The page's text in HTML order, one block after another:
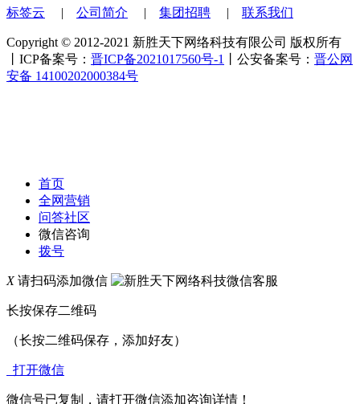
标签云 | 公司简介 | 集团招聘 | 联系我们
Copyright © 2012-2021 新胜天下网络科技有限公司 版权所有
丨ICP备案号： 晋ICP备2021017560号-1 丨公安备案号： 晋公网
安备 14100202000384号
首页
全网营销
问答社区
微信咨询
拨号
X请扫码添加微信
长按保存二维码
（长按二维码保存，添加好友）
打开微信
微信号已复制，请打开微信添加咨询详情！